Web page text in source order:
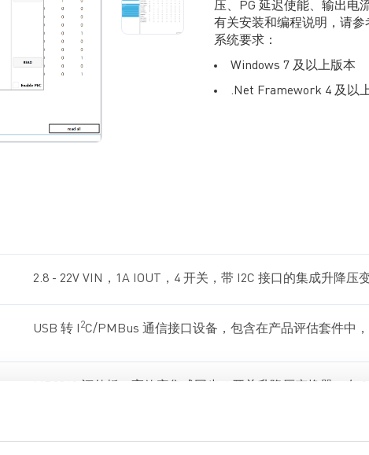
压、PG 延迟使能、输出电
有关安装和编程说明，请参
系统要求：
Windows 7 及以上版本
.Net Framework 4 及以
2.8 - 22V VIN，1A IOUT，4 开关，带 I2C 接口的集成升降压
USB 转 I 2C/PMBus 通信接口设备，包含在产品评估套件中
MP8860 评估板，高效率集成同步 4 开关升降压变换器，在